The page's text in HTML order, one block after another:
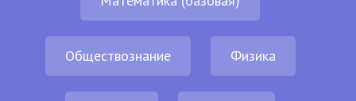
Обществознание Физика